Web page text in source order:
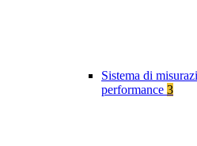
Sistema di
performance 3